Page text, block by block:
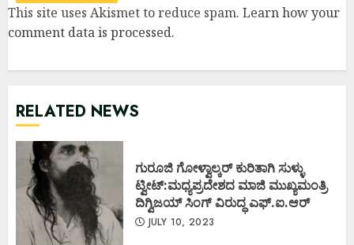
This site uses Akismet to reduce spam. Learn how your
comment data is processed.
RELATED NEWS
ಗುರೂಜಿ ಗೋಳ್ವಾಲ್ಕರ್ ಕುರಿತಾಗಿ ಸುಳ್ಳು
ಟ್ವೀಟ್:ಮಧ್ಯಪ್ರದೇಶದ ಮಾಜಿ ಮುಖ್ಯಮಂತ್ರಿ
ದಿಗ್ವಿಜಯ್ ಸಿಂಗ್ ವಿರುದ್ಧ ಎಫ್.ಐ.ಆರ್
JULY 10, 2023